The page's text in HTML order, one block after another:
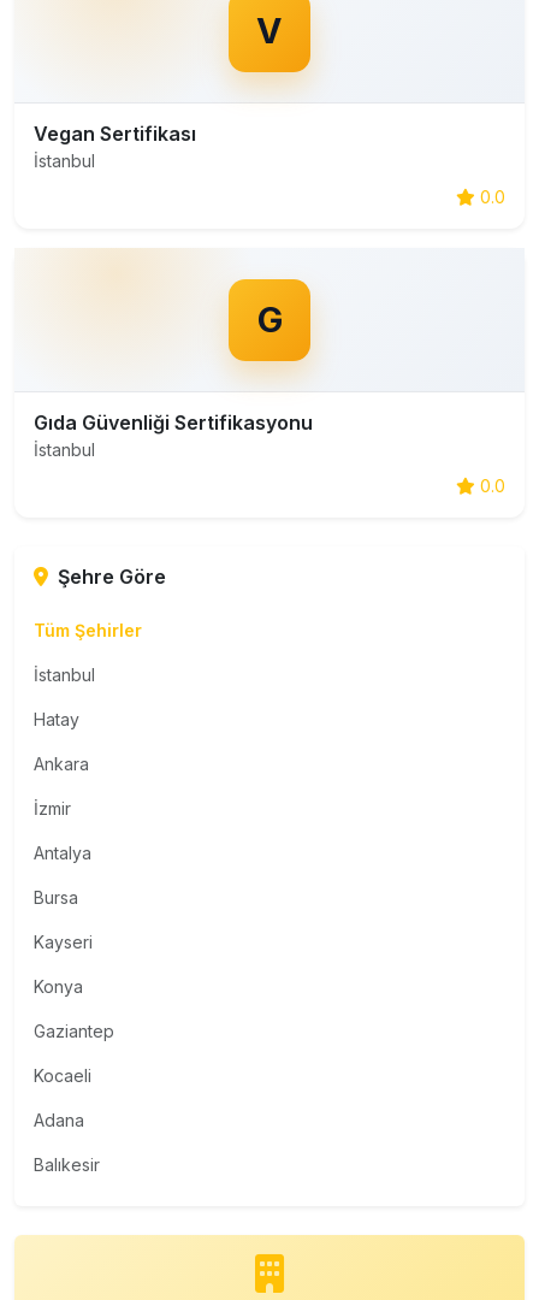
V
Vegan Sertifikası
İstanbul
0.0
G
Gıda Güvenliği Sertifikasyonu
İstanbul
0.0
Şehre Göre
Tüm Şehirler
İstanbul
Hatay
Ankara
İzmir
Antalya
Bursa
Kayseri
Konya
Gaziantep
Kocaeli
Adana
Balıkesir